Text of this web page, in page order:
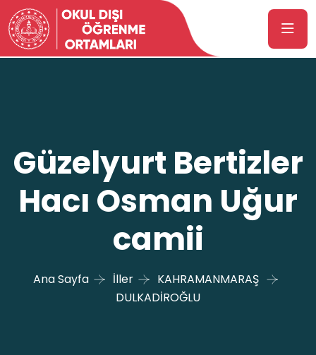
Güzelyurt Bertizler
Hacı Osman Uğur
camii
Ana Sayfa İller
KAHRAMANMARAŞ
DULKADİROĞLU